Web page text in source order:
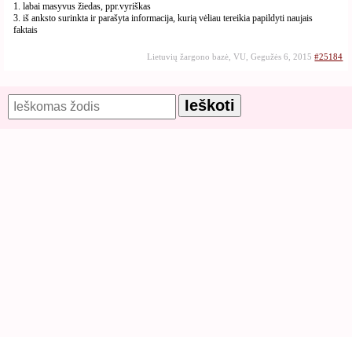
1. labai masyvus žiedas, ppr.vyriškas
3. iš anksto surinkta ir parašyta informacija, kurią vėliau tereikia papildyti naujais
faktais
Lietuvių žargono bazė, VU, Gegužės 6, 2015#25184